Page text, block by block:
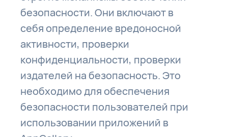
безопасности. Они включают в
себя определение вредоносной
активности, проверки
конфиденциальности, проверки
издателей на безопасность. Это
необходимо для обеспечения
безопасности пользователей при
использовании приложений в